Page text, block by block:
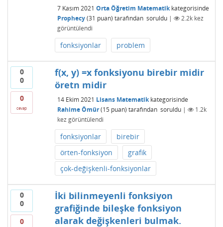
7 Kasım 2021 Orta Öğretim Matematikkategorisinde
Prophecy (31 puan) tarafından soruldu | 2.2kkez
görüntülendi
fonksiyonlar problem
0
0
0
cevap
f(x, y) =x fonksiyonu birebir midir
öretn midir
14 Ekim 2021 Lisans Matematikkategorisinde
Rahime Ömür (15 puan) tarafından soruldu |
1.2k
kez görüntülendi
fonksiyonlar
birebir
örten-fonksiyon
grafik
çok-değişkenli-fonksiyonlar
0
0
0
İki bilinmeyenli fonksiyon
grafiğinde bileşke fonksiyon
alarak değişkenleri bulmak.